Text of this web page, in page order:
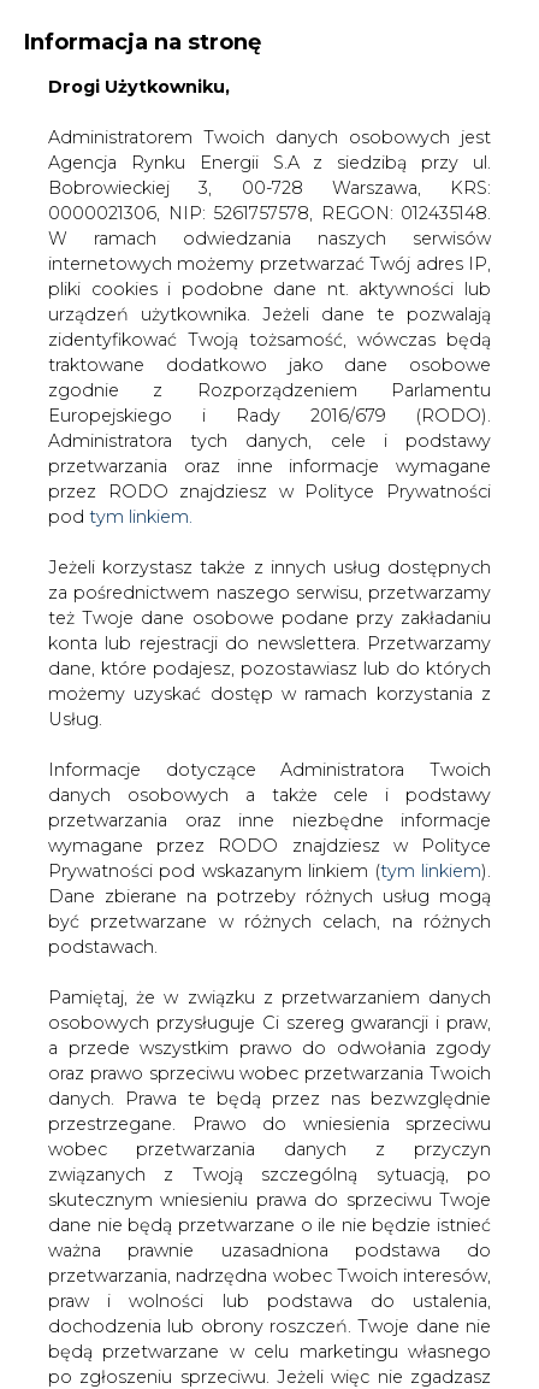
KONTAKT:
WYDAWCA PORTALU:
WYSOKI KONTRAST WIELKOŚĆ TEKSTU A A
ZALOGUJ SIĘ
WŁĄCZ CIRE.TV
Informacja na stronę
Drogi Użytkowniku,
Administratorem Twoich danych osobowych jest
Agencja Rynku Energii S.A z siedzibą przy ul.
Bobrowieckiej 3, 00-728 Warszawa, KRS:
0000021306, NIP: 5261757578, REGON: 012435148.
W ramach odwiedzania naszych serwisów
internetowych możemy przetwarzać Twój adres IP,
pliki cookies i podobne dane nt. aktywności lub
urządzeń użytkownika. Jeżeli dane te pozwalają
zidentyfikować Twoją tożsamość, wówczas będą
traktowane dodatkowo jako dane osobowe
zgodnie z Rozporządzeniem Parlamentu
Europejskiego i Rady 2016/679 (RODO).
Administratora tych danych, cele i podstawy
przetwarzania oraz inne informacje wymagane
przez RODO znajdziesz w Polityce Prywatności
pod tym linkiem.
Jeżeli korzystasz także z innych usług dostępnych
za pośrednictwem naszego serwisu, przetwarzamy
też Twoje dane osobowe podane przy zakładaniu
konta lub rejestracji do newslettera. Przetwarzamy
dane, które podajesz, pozostawiasz lub do których
możemy uzyskać dostęp w ramach korzystania z
Usług.
Informacje dotyczące Administratora Twoich
danych osobowych a także cele i podstawy
przetwarzania oraz inne niezbędne informacje
wymagane przez RODO znajdziesz w Polityce
Prywatności pod wskazanym linkiem (tym linkiem).
Dane zbierane na potrzeby różnych usług mogą
być przetwarzane w różnych celach, na różnych
podstawach.
Pamiętaj, że w związku z przetwarzaniem danych
osobowych przysługuje Ci szereg gwarancji i praw,
a przede wszystkim prawo do odwołania zgody
oraz prawo sprzeciwu wobec przetwarzania Twoich
danych. Prawa te będą przez nas bezwzględnie
przestrzegane. Prawo do wniesienia sprzeciwu
wobec przetwarzania danych z przyczyn
związanych z Twoją szczególną sytuacją, po
skutecznym wniesieniu prawa do sprzeciwu Twoje
dane nie będą przetwarzane o ile nie będzie istnieć
ważna prawnie uzasadniona podstawa do
przetwarzania, nadrzędna wobec Twoich interesów,
praw i wolności lub podstawa do ustalenia,
dochodzenia lub obrony roszczeń. Twoje dane nie
będą przetwarzane w celu marketingu własnego
po zgłoszeniu sprzeciwu. Jeżeli więc nie zgadzasz
Strona główna
SERWIS INFORMACYJNY CIRE
Notowania Elektrimu
2001-08-31 00:00
skomentuj
udostępnij:
Notowania Elektrimu
...ciągle rosną, napędzane plotkami o
mającym nastąpić w każdej chwili
podpisaniu umowy z Vivendi.
Na zakończenie wczorajszej sesji wartość papierów
Elektrimu wzrosła o 4,5% do 20,90 zł, a w ciągu dnia
handlowano nimi po jeszcze wyższej cenie. Analitycy nie
mają wątpliwości, że do podpisania umowy w końcu
dojdzie, nie wiadomo jednak na jakich warunkach.
#Energetyka #kraj